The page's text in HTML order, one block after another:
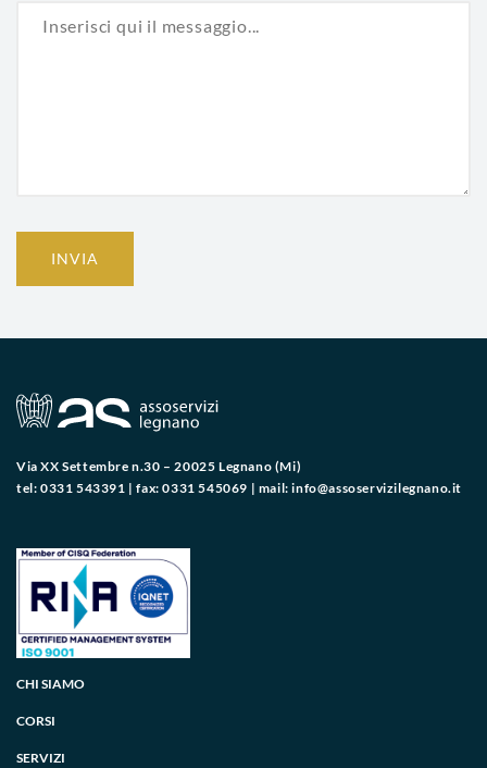
INVIA
Via XX Settembre n.30 – 20025 Legnano (Mi)
tel: 0331 543391 | fax: 0331 545069 | mail:info@assoservizilegnano.it
CHI SIAMO
CORSI
SERVIZI